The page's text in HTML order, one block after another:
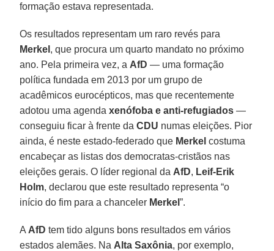
formação estava representada.
Os resultados representam um raro revés para
Merkel , que procura um quarto mandato no próximo
ano. Pela primeira vez, a AfD — uma formação
política fundada em 2013 por um grupo de
acadêmicos eurocépticos, mas que recentemente
adotou uma agendaxenófoba e anti-refugiados —
conseguiu ficar à frente daCDU numas eleições. Pior
ainda, é neste estado-federado que Merkel costuma
encabeçar as listas dos democratas-cristãos nas
eleições gerais. O líder regional da AfD, Leif-Erik
Holm, declarou que este resultado representa “o
início do fim para a chanceler Merkel”.
A AfD tem tido alguns bons resultados em vários
estados alemães. Na Alta Saxônia, por exemplo,